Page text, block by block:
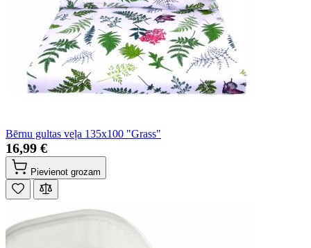
Bērnu gultas veļa 135x100 "Grass"
16,99 €
Pievienot grozam